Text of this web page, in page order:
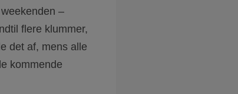
–
flere klummer,
det af, mens alle
kommende